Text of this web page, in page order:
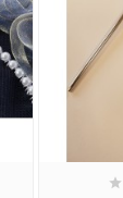
